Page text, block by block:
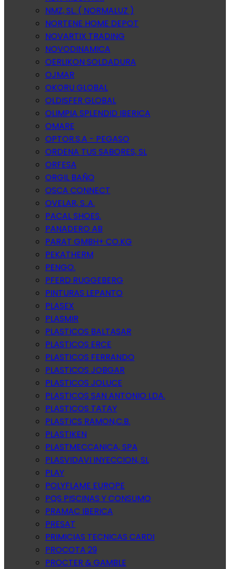
NMZ, SL. ( NORMALUZ )
NORTENE HOME DEPOT
NOVARTIX TRADING
NOVODINAMICA
OERLIKON SOLDADURA
OJMAR
OKORU GLOBAL
OLDISFER GLOBAL
OLIMPIA SPLENDID IBERICA
OMARE
OPTOR.S.A - PEGASO
ORDENA TUS SABORES, SL
ORFESA
ORGIL BAÑO
OSCA CONNECT
OVELAR, S..A.
PACAL SHOES.
PANADERO AB
PARAT GMBH+ CO.KG
PEKATHERM
PENGO.
PFERD RUGGEBERG
PINTURAS LEPANTO
PLASEX
PLASMIR
PLASTICOS BALTASAR
PLASTICOS ERCE
PLASTICOS FERRANDO
PLASTICOS JOBGAR
PLASTICOS JOLUCE
PLASTICOS SAN ANTONIO LDA.
PLASTICOS TATAY
PLASTICS RAMON,C.B.
PLASTIKEN
PLASTMECCANICA, SPA
PLASVIDAVI INYECCION, SL
PLAY
POLYFLAME EUROPE
PQS PISCINAS Y CONSUMO
PRAMAC IBERICA
PRESAT
PRIMICIAS TECNICAS CARDI
PROCOTA 29
PROCTER & GAMBLE